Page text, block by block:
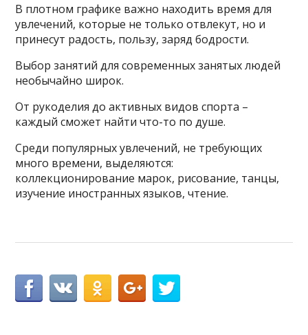
В плотном графике важно находить время для
увлечений, которые не только отвлекут, но и
принесут радость, пользу, заряд бодрости.
Выбор занятий для современных занятых людей
необычайно широк.
От рукоделия до активных видов спорта –
каждый сможет найти что-то по душе.
Среди популярных увлечений, не требующих
много времени, выделяются:
коллекционирование марок, рисование, танцы,
изучение иностранных языков, чтение.